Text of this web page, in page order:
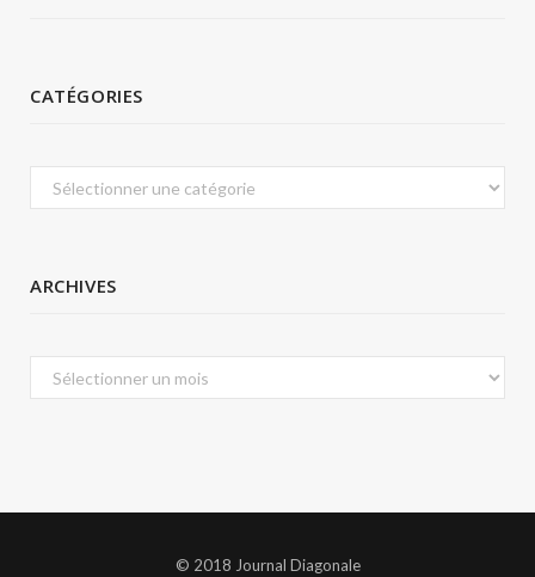
CATÉGORIES
Catégories
ARCHIVES
Archives
© 2018 Journal Diagonale